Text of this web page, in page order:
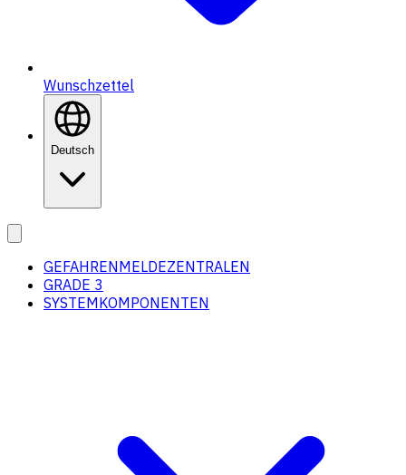
Wunschzettel
Deutsch
GEFAHRENMELDEZENTRALEN
GRADE 3
SYSTEMKOMPONENTEN